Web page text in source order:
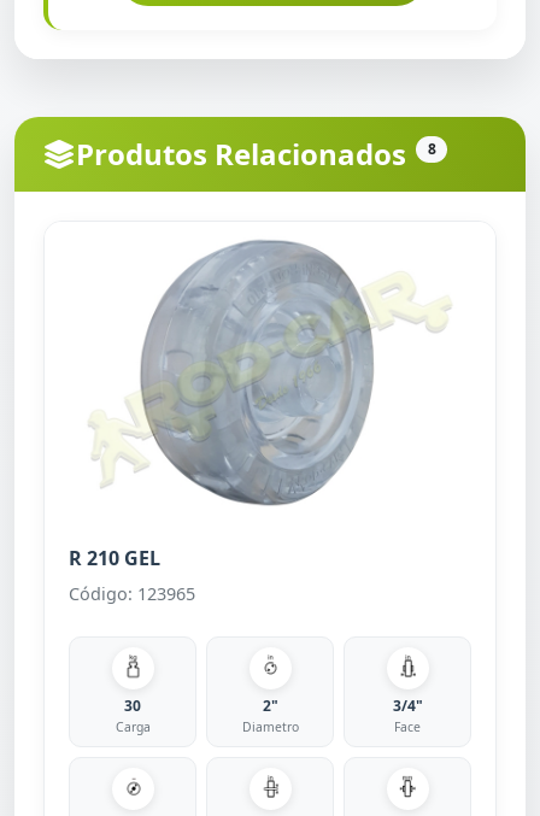
Produtos Relacionados 8
R 210 GEL
Código: 123965
30
Carga
2"
Diametro
3/4"
Face